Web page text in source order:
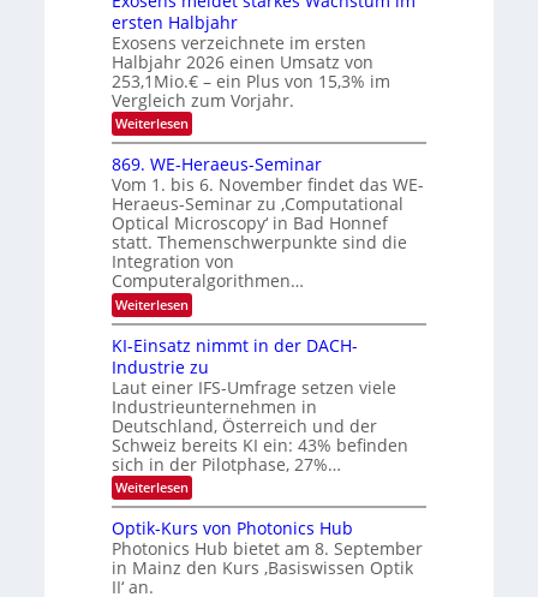
s
I
O
N
2
0
2
6
r
o
n
i
k
-
u
n
d
B
i
l
d
v
e
r
a
r
b
e
i
t
u
n
g
n
n
d
i
e
K
I
m
i
t
e
n
k
t
ersten Halbjahr
Exosens verzeichnete im ersten
Halbjahr 2026 einen Umsatz von
253,1Mio.€ – ein Plus von 15,3% im
Vergleich zum Vorjahr.
Weiterlesen:
E
x
o
s
e
n
s
m
e
l
d
e
t
s
t
a
r
k
e
s
W
a
c
h
s
t
u
869. WE-Heraeus-Seminar
Vom 1. bis 6. November findet das WE-
Heraeus-Seminar zu ‚Computational
Optical Microscopy‘ in Bad Honnef
statt. Themenschwerpunkte sind die
Integration von
Computeralgorithmen…
Weiterlesen:
8
9
.
W
E
-
H
e
r
a
e
u
s
-
S
KI-Einsatz nimmt in der DACH-
Industrie zu
Laut einer IFS-Umfrage setzen viele
Industrieunternehmen in
Deutschland, Österreich und der
Schweiz bereits KI ein: 43% befinden
sich in der Pilotphase, 27%…
Weiterlesen:
K
-
E
i
Optik-Kurs von Photonics Hub
Photonics Hub bietet am 8. September
in Mainz den Kurs ‚Basiswissen Optik
II‘ an.